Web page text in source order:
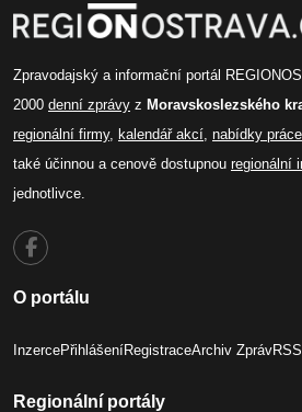
Zpravodajský a informační portál
2000 denní zprávy z Moravskoslezského
regionální firmy, kalendář akcí nabídky práce
také účinnou a cenově dostupnou regionální
jednotlivce.
O portálu
InzercePřihlášeníRegistraceArchiv ZprávRSS
Regionální portály